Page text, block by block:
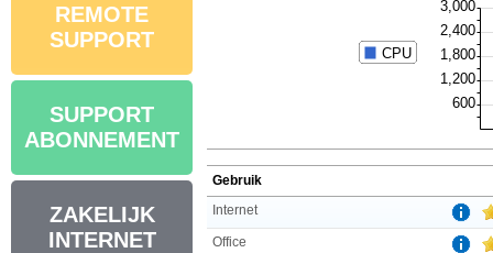
REMOTE
SUPPORT
SUPPORT
ABONNEMENT
ZAKELIJK
INTERNET
Gebruik
Internet
Office